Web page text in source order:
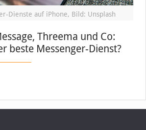
Dienste auf iPhone, Bild: Unsplash
Threema und Co:
beste Messenger-Dienst?